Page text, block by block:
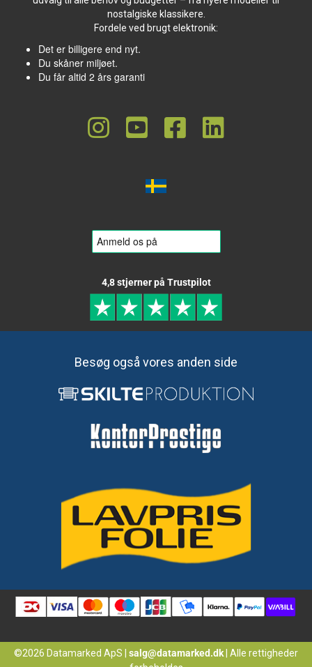
nostalgiske klassikere.
Fordele ved brugt elektronik:
Det er billigere end nyt.
Du skåner miljøet.
Du får altid 2 års garanti
4,8 stjerner på Trustpilot
Besøg også vores anden side
©2026 Datamarked ApS salg@datamarked.dk Alle rettigheder